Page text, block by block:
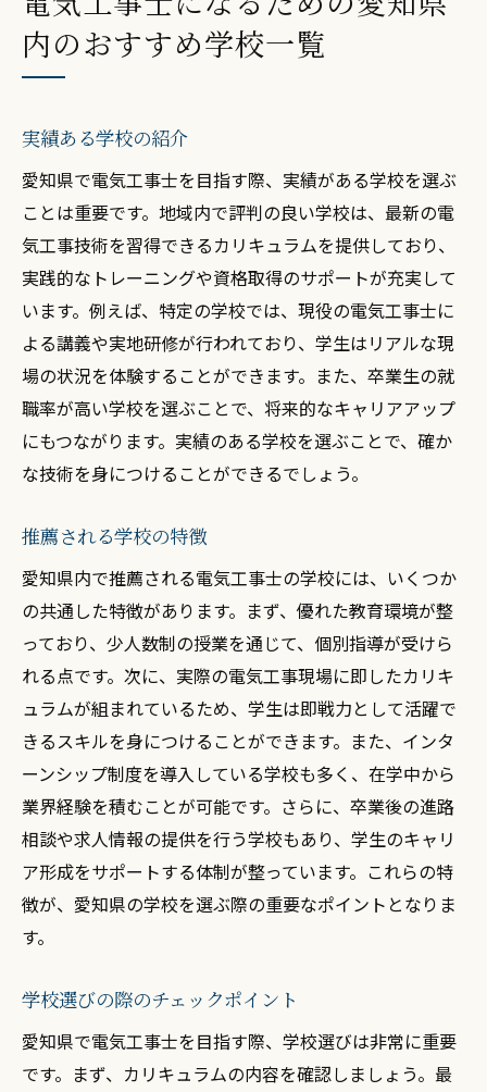
内のおすすめ学校一覧
実績ある学校の紹介
愛知県で電気工事士を目指す際、実績がある学校を選ぶ
ことは重要です。地域内で評判の良い学校は、最新の電
気工事技術を習得できるカリキュラムを提供しており、
実践的なトレーニングや資格取得のサポートが充実して
います。例えば、特定の学校では、現役の電気工事士に
よる講義や実地研修が行われており、学生はリアルな現
場の状況を体験することができます。また、卒業生の就
職率が高い学校を選ぶことで、将来的なキャリアアップ
にもつながります。実績のある学校を選ぶことで、確か
な技術を身につけることができるでしょう。
推薦される学校の特徴
愛知県内で推薦される電気工事士の学校には、いくつか
の共通した特徴があります。まず、優れた教育環境が整
っており、少人数制の授業を通じて、個別指導が受けら
れる点です。次に、実際の電気工事現場に即したカリキ
ュラムが組まれているため、学生は即戦力として活躍で
きるスキルを身につけることができます。また、インタ
ーンシップ制度を導入している学校も多く、在学中から
業界経験を積むことが可能です。さらに、卒業後の進路
相談や求人情報の提供を行う学校もあり、学生のキャリ
ア形成をサポートする体制が整っています。これらの特
徴が、愛知県の学校を選ぶ際の重要なポイントとなりま
す。
学校選びの際のチェックポイント
愛知県で電気工事士を目指す際、学校選びは非常に重要
です。まず、カリキュラムの内容を確認しましょう。最